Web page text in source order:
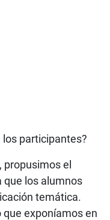
participantes?
propusimos el
que los alumnos
temática.
exponíamos en